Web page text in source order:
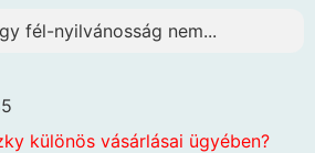
fél-nyilvánosság nem...
különös vásárlásai ügyében?